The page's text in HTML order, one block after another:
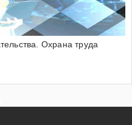
Охрана труда